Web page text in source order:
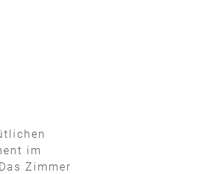
im
Zimmer